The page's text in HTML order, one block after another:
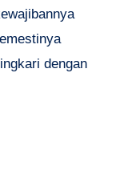
dengan